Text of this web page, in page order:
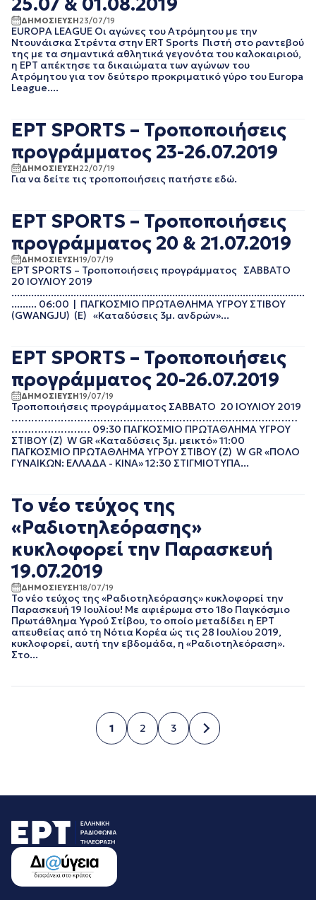
ΝΟΕΜΒΡΙΟΣ 2018
ΟΚΤΩΒΡΙΟΣ 2018
ΣΕΠΤΕΜΒΡΙΟΣ 2018
ΑΥΓΟΥΣΤΟΣ 2018
ΙΟΥΛΙΟΣ 2018
ΙΟΥΝΙΟΣ 2018
ΜΑΡΤΙΟΣ 2018
ΦΕΒΡΟΥΑΡΙΟΣ 2018
ΙΑΝΟΥΑΡΙΟΣ 2018
ΔΕΚΕΜΒΡΙΟΣ 2017
ΝΟΕΜΒΡΙΟΣ 2017
ΣΕΠΤΕΜΒΡΙΟΣ 2017
ΑΥΓΟΥΣΤΟΣ 2017
ΙΟΥΛΙΟΣ 2017
ΙΟΥΝΙΟΣ 2017
ΜΑΙΟΣ 2017
ΜΑΡΤΙΟΣ 2017
ΦΕΒΡΟΥΑΡΙΟΣ 2017
ΟΚΤΩΒΡΙΟΣ 2016
ΣΕΠΤΕΜΒΡΙΟΣ 2016
ΑΥΓΟΥΣΤΟΣ 2016
ΙΟΥΛΙΟΣ 2016
ΔΗΜΟΣΙΕΥΣΗ23/07/19
EUROPA LEAGUE Οι αγώνες του Ατρόμητου με την
Ντουνάισκα Στρέντα στην ERT Sports Πιστή στο ραντεβού
της με τα σημαντικά αθλητικά γεγονότα του καλοκαιριού,
η ΕΡΤ απέκτησε τα δικαιώματα των αγώνων του
Ατρόμητου για τον δεύτερο προκριματικό γύρο του Europa
League....
ΕΡΤ SPORTS – Τροποποιήσεις
προγράμματος 23-26.07.2019
ΔΗΜΟΣΙΕΥΣΗ22/07/19
Για να δείτε τις τροποποιήσεις πατήστε εδώ.
ΕΡΤ SPORTS – Τροποποιήσεις
προγράμματος 20 & 21.07.2019
ΔΗΜΟΣΙΕΥΣΗ19/07/19
ΕΡΤ SPORTS – Τροποποιήσεις προγράμματος ΣΑΒΒΑΤΟ
20 ΙΟΥΛΙΟΥ 2019
........................................................................................................
......... 06:00 | ΠΑΓΚΟΣΜΙΟ ΠΡΩΤΑΘΛΗΜΑ ΥΓΡΟΥ ΣΤΙΒΟΥ
(GWANGJU) (E) «Καταδύσεις 3μ. ανδρών»...
ΕΡΤ SPORTS – Τροποποιήσεις
προγράμματος 20-26.07.2019
ΔΗΜΟΣΙΕΥΣΗ19/07/19
Τροποποιήσεις προγράμματος ΣΑΒΒΑΤΟ 20 ΙΟΥΛΙΟΥ 2019
……………………………………………………………………………
…………………… 09:30 ΠΑΓΚΟΣΜΙΟ ΠΡΩΤΑΘΛΗΜΑ ΥΓΡΟΥ
ΣΤΙΒΟΥ (Ζ) W GR «Καταδύσεις 3μ. μεικτό» 11:00
ΠΑΓΚΟΣΜΙΟ ΠΡΩΤΑΘΛΗΜΑ ΥΓΡΟΥ ΣΤΙΒΟΥ (Ζ) W GR «ΠΟΛΟ
ΓΥΝΑΙΚΩΝ: ΕΛΛΑΔΑ - ΚΙΝΑ» 12:30 ΣΤΙΓΜΙΟΤΥΠΑ...
Το νέο τεύχος της
«Ραδιοτηλεόρασης»
κυκλοφορεί την Παρασκευή
19.07.2019
ΔΗΜΟΣΙΕΥΣΗ18/07/19
Το νέο τεύχος της «Ραδιοτηλεόρασης» κυκλοφορεί την
Παρασκευή 19 Ιουλίου! Με αφιέρωμα στο 18ο Παγκόσμιο
Πρωτάθλημα Υγρού Στίβου, το οποίο μεταδίδει η ΕΡΤ
απευθείας από τη Νότια Κορέα ώς τις 28 Ιουλίου 2019,
κυκλοφορεί, αυτή την εβδομάδα, η «Ραδιοτηλεόραση».
Στο...
Σελίδα
1
Σελίδα
2
Σελίδα
3